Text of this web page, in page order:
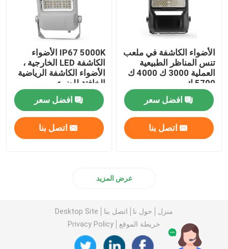
الأضواء الكاشفة في ملعب
تنس المناظر الطبيعية
العملية 3000 ك 4000 ك
5700 ك
افضل سعر
اتصل بنا
IP67 5000K الأضواء
الكاشفة LED الخارجية ،
الأضواء الكاشفة الرياضية
الخافتة للضوء
افضل سعر
اتصل بنا
عرض المزيد
منزل حول نا اتصل بنا
Desktop Site
خريطة الموقع
Privacy Policy